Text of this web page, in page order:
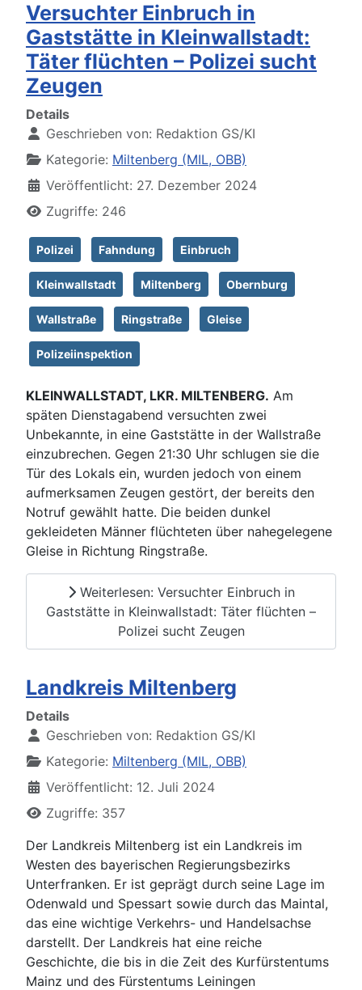
Versuchter Einbruch in
Gaststätte in Kleinwallstadt:
Täter flüchten – Polizei sucht
Zeugen
Details
Geschrieben von: Redaktion GS/KI
Kategorie: Miltenberg (MIL, OBB)
Veröffentlicht: 27. Dezember 2024
Zugriffe: 246
Polizei Fahndung Einbruch
Kleinwallstadt Miltenberg Obernburg
Wallstraße Ringstraße Gleise
Polizeiinspektion
KLEINWALLSTADT, LKR. MILTENBERG. Am
späten Dienstagabend versuchten zwei
Unbekannte, in eine Gaststätte in der Wallstraße
einzubrechen. Gegen 21:30 Uhr schlugen sie die
Tür des Lokals ein, wurden jedoch von einem
aufmerksamen Zeugen gestört, der bereits den
Notruf gewählt hatte. Die beiden dunkel
gekleideten Männer flüchteten über nahegelegene
Gleise in Richtung Ringstraße.
Weiterlesen: Versuchter Einbruch in
Gaststätte in Kleinwallstadt: Täter flüchten –
Polizei sucht Zeugen
Landkreis Miltenberg
Details
Geschrieben von: Redaktion GS/KI
Kategorie: Miltenberg (MIL, OBB)
Veröffentlicht: 12. Juli 2024
Zugriffe: 357
Der Landkreis Miltenberg ist ein Landkreis im
Westen des bayerischen Regierungsbezirks
Unterfranken. Er ist geprägt durch seine Lage im
Odenwald und Spessart sowie durch das Maintal,
das eine wichtige Verkehrs- und Handelsachse
darstellt. Der Landkreis hat eine reiche
Geschichte, die bis in die Zeit des Kurfürstentums
Mainz und des Fürstentums Leiningen